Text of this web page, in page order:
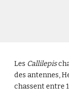
Les Callilepis
des antennes,
chassent entre